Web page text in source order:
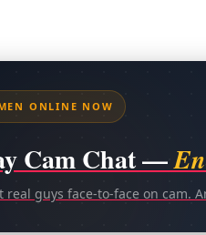
ONLINE NOW
Cam Chat —
real guys face-to-face on cam.